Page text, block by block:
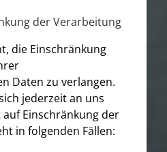
der Verarbeitung
die Einschränkung
Daten zu verlangen.
jederzeit an uns
auf Einschränkung der
in folgenden Fällen: